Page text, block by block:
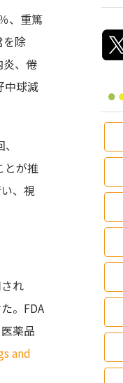
、重篤
を除
炎、倦
中球減
とが推
、視
れ
。FDA
薬品
and